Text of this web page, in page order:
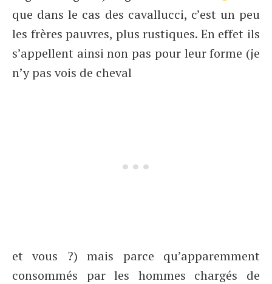
que dans le cas des cavallucci, c’est un peu
les frères pauvres, plus rustiques. En effet ils
s’appellent ainsi non pas pour leur forme (je
n’y pas vois de cheval
et vous ?) mais parce qu’apparemment
consommés par les hommes chargés de